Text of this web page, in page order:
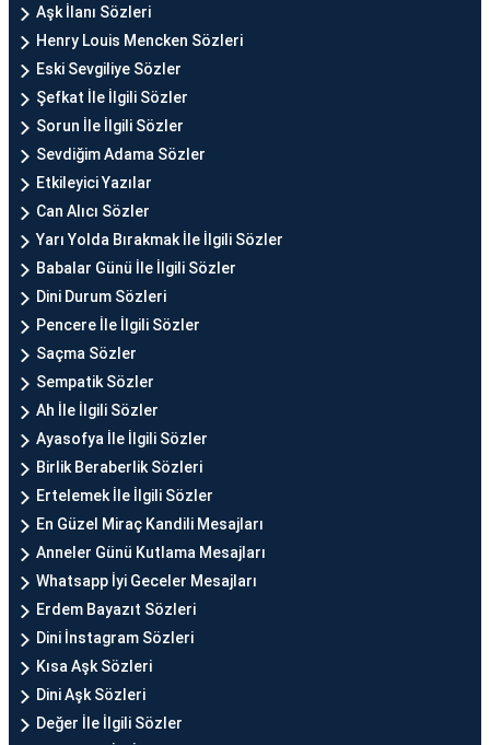
Aşk İlanı Sözleri
Henry Louis Mencken Sözleri
Eski Sevgiliye Sözler
Şefkat İle İlgili Sözler
Sorun İle İlgili Sözler
Sevdiğim Adama Sözler
Etkileyici Yazılar
Can Alıcı Sözler
Yarı Yolda Bırakmak İle İlgili Sözler
Babalar Günü İle İlgili Sözler
Dini Durum Sözleri
Pencere İle İlgili Sözler
Saçma Sözler
Sempatik Sözler
Ah İle İlgili Sözler
Ayasofya İle İlgili Sözler
Birlik Beraberlik Sözleri
Ertelemek İle İlgili Sözler
En Güzel Miraç Kandili Mesajları
Anneler Günü Kutlama Mesajları
Whatsapp İyi Geceler Mesajları
Erdem Bayazıt Sözleri
Dini İnstagram Sözleri
Kısa Aşk Sözleri
Dini Aşk Sözleri
Değer İle İlgili Sözler